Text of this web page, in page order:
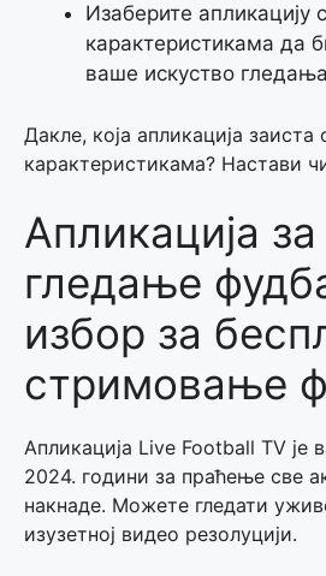
Изаберите апликацију
карактеристикама да
ваше искуство
Дакле, која апликација
карактеристикама? Настави
Апликација
гледање
избор за
стримовање
Апликација Live Football TV је
2024. години за праћење све
накнаде. Можете гледати
изузетној видео резолуцији.